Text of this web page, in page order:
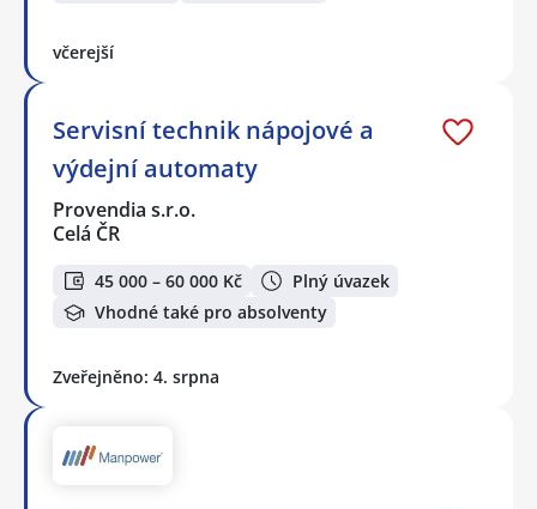
včerejší
Servisní technik nápojové a
výdejní automaty
Provendia s.r.o.
Celá ČR
45 000 – 60 000 Kč
Plný úvazek
Vhodné také pro absolventy
Zveřejněno: 4. srpna